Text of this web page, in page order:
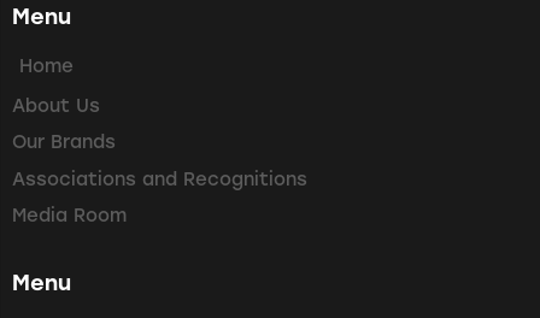
Menu
Home
About Us
Our Brands
Associations and Recognitions
Media Room
Menu